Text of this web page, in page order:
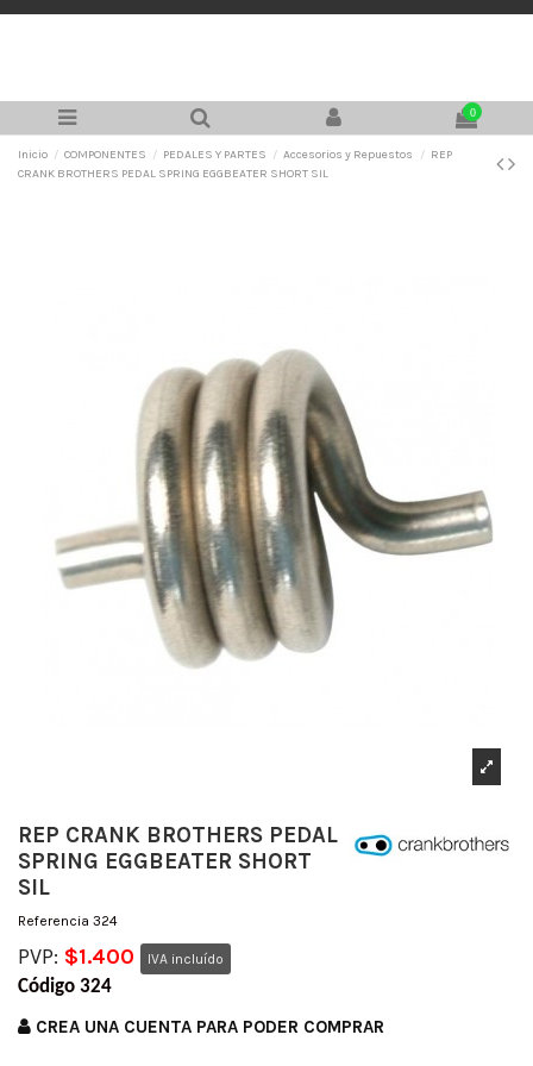
0
Inicio COMPONENTES PEDALES Y PARTES Accesorios y Repuestos
REP
CRANK BROTHERS PEDAL SPRING EGGBEATER SHORT SIL
REP CRANK BROTHERS PEDAL
SPRING EGGBEATER SHORT
SIL
Referencia 324
PVP: $1.400 IVA incluído
Código 324
CREA UNA CUENTA PARA PODER COMPRAR